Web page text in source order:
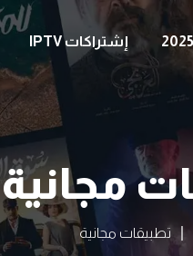
إشتراكات IPTV
مجانية
تطبيقات مجانية